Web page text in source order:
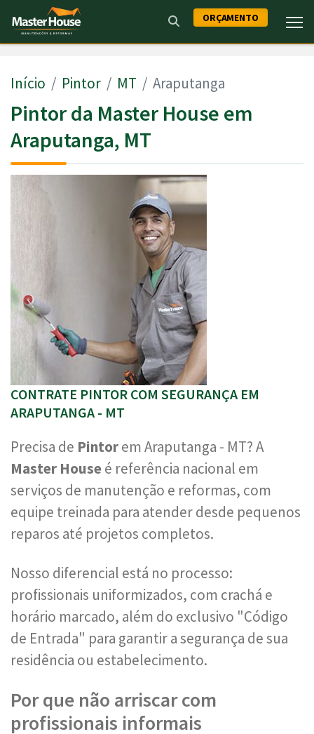
ORÇAMENTO
Início Pintor MT Araputanga
Pintor da Master House em
Araputanga, MT
CONTRATE PINTOR COM SEGURANÇA EM
ARAPUTANGA - MT
Precisa de Pintorem Araputanga - MT? A
Master House é referência nacional em
serviços de manutenção e reformas, com
equipe treinada para atender desde pequenos
reparos até projetos completos.
Nosso diferencial está no processo:
profissionais uniformizados, com crachá e
horário marcado, além do exclusivo "Código
de Entrada" para garantir a segurança de sua
residência ou estabelecimento.
Por que não arriscar com
profissionais informais